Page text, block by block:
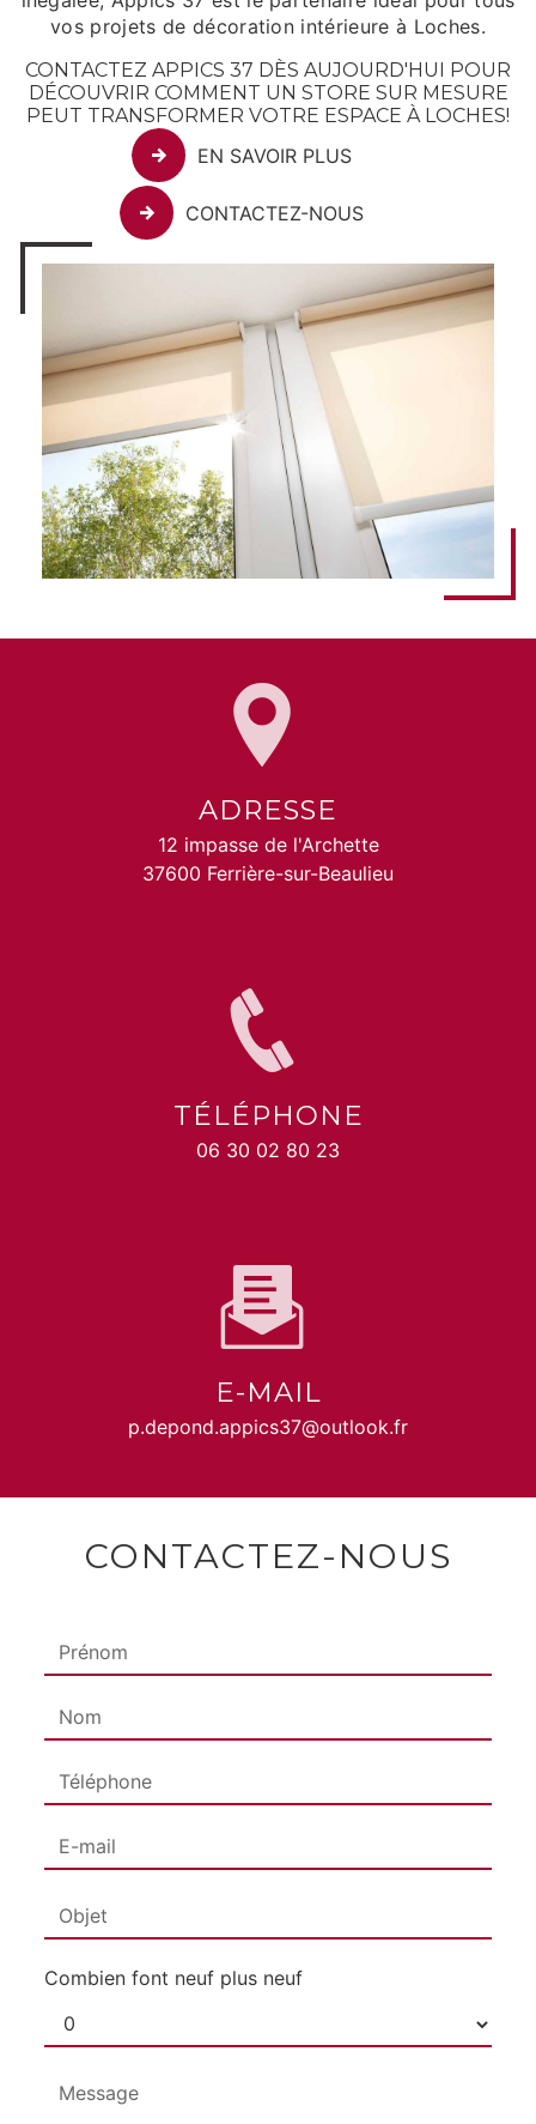
vos projets de décoration intérieure à Loches.
CONTACTEZ APPICS 37 DÈS AUJOURD'HUI POUR
DÉCOUVRIR COMMENT UN STORE SUR MESURE
PEUT TRANSFORMER VOTRE ESPACE À LOCHES!
EN SAVOIR PLUS
CONTACTEZ-NOUS
ADRESSE
12 impasse de l'Archette
37600 Ferrière-sur-Beaulieu
TÉLÉPHONE
06 30 02 80 23
E-MAIL
p.depond.appics37@outlook.fr
CONTACTEZ-NOUS
Combien font neuf plus neuf